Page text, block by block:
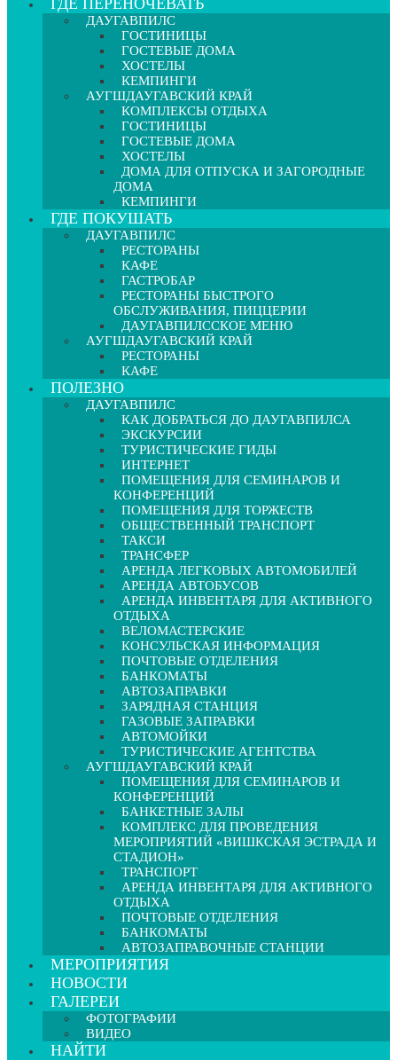
ГДЕ ПЕРЕНОЧЕВАТЬ
ДАУГАВПИЛС
ГОСТИНИЦЫ
ГОСТЕВЫЕ ДОМА
ХОСТЕЛЫ
КЕМПИНГИ
АУГШДАУГАВСКИЙ КРАЙ
КОМПЛЕКСЫ ОТДЫХА
ГОСТИНИЦЫ
ГОСТЕВЫЕ ДОМА
ХОСТЕЛЫ
ДОМА ДЛЯ ОТПУСКА И ЗАГОРОДНЫЕ
ДОМА
КЕМПИНГИ
ГДЕ ПОКУШАТЬ
ДАУГАВПИЛС
РЕСТОРАНЫ
КАФЕ
ГАСТРОБАР
РЕСТОРАНЫ БЫСТРОГО
ОБСЛУЖИВАНИЯ, ПИЦЦЕРИИ
ДАУГАВПИЛССКОЕ МЕНЮ
АУГШДАУГАВСКИЙ КРАЙ
РЕСТОРАНЫ
КАФЕ
ПОЛЕЗНО
ДАУГАВПИЛС
КАК ДОБРАТЬСЯ ДО ДАУГАВПИЛСА
ЭКСКУРСИИ
ТУРИСТИЧЕСКИЕ ГИДЫ
ИНТЕРНЕТ
ПОМЕЩЕНИЯ ДЛЯ СЕМИНАРОВ И
КОНФЕРЕНЦИЙ
ПОМЕЩЕНИЯ ДЛЯ ТОРЖЕСТВ
ОБЩЕСТВЕННЫЙ ТРАНСПОРТ
ТАКСИ
ТРАНСФЕР
АРЕНДА ЛЕГКОВЫХ АВТОМОБИЛЕЙ
АРЕНДА АВТОБУСОВ
АРЕНДА ИНВЕНТАРЯ ДЛЯ АКТИВНОГО
ОТДЫХА
ВЕЛОМАСТЕРСКИЕ
КОНСУЛЬСКАЯ ИНФОРМАЦИЯ
ПОЧТОВЫЕ ОТДЕЛЕНИЯ
БАНКОМАТЫ
АВТОЗАПРАВКИ
ЗАРЯДНАЯ СТАНЦИЯ
ГАЗОВЫЕ ЗАПРАВКИ
АВТОМОЙКИ
ТУРИСТИЧЕСКИЕ АГЕНТСТВА
АУГШДАУГАВСКИЙ КРАЙ
ПОМЕЩЕНИЯ ДЛЯ СЕМИНАРОВ И
КОНФЕРЕНЦИЙ
БАНКЕТНЫЕ ЗАЛЫ
КОМПЛЕКС ДЛЯ ПРОВЕДЕНИЯ
МЕРОПРИЯТИЙ «ВИШКСКАЯ ЭСТРАДА И
СТАДИОН»
ТРАНСПОРТ
АРЕНДА ИНВЕНТАРЯ ДЛЯ АКТИВНОГО
ОТДЫХА
ПОЧТОВЫЕ ОТДЕЛЕНИЯ
БАНКОМАТЫ
АВТОЗАПРАВОЧНЫЕ СТАНЦИИ
МЕРОПРИЯТИЯ
НОВОСТИ
ГАЛЕРЕИ
ФОТОГРАФИИ
ВИДЕО
НАЙТИ